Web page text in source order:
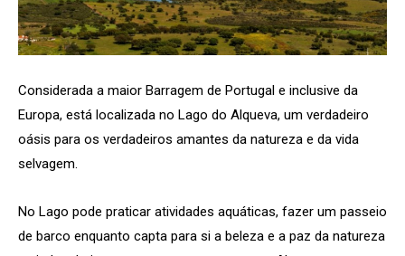
Considerada a maior Barragem de Portugal e inclusive da
Europa, está localizada no Lago do Alqueva, um verdadeiro
oásis para os verdadeiros amantes da natureza e da vida
selvagem.
No Lago pode praticar atividades aquáticas, fazer um passeio
de barco enquanto capta para si a beleza e a paz da natureza